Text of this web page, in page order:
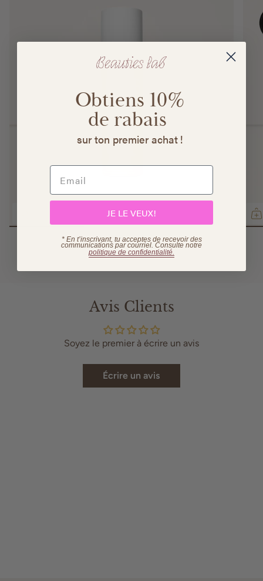
Brume fixante Radiance Lock
$53.00
Avis Clients
Soyez le premier à écrire un avis
Écrire un avis
Obtiens 10%
de rabais
sur ton premier achat !
JE LE VEUX!
* En t’inscrivant, tu acceptes de recevoir des
communications par courriel. Consulte notre
politique de confidentialité.